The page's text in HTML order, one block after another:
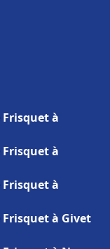
à
à
à
à Givet